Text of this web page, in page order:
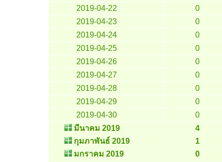
2019-04-22
0
2019-04-23
0
2019-04-24
0
2019-04-25
0
2019-04-26
0
2019-04-27
0
2019-04-28
0
2019-04-29
0
2019-04-30
0
มีนาคม 2019
4
กุมภาพันธ์ 2019
1
มกราคม 2019
0